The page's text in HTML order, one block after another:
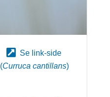
Se link-side
(Curruca cantillans)